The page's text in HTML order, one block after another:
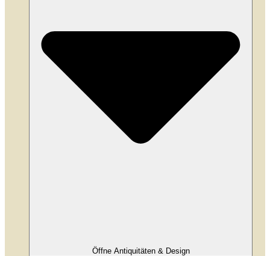
Öffne Antiquitäten & Design